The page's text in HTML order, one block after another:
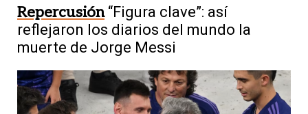
Repercusión “Figura clave”: así
reflejaron los diarios del mundo la
muerte de Jorge Messi